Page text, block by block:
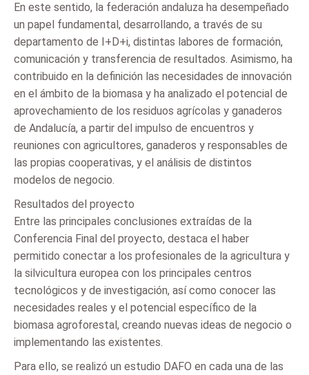
En este sentido, la federación andaluza ha desempeñado
un papel fundamental, desarrollando, a través de su
departamento de I+D+i, distintas labores de formación,
comunicación y transferencia de resultados. Asimismo, ha
contribuido en la definición las necesidades de innovación
en el ámbito de la biomasa y ha analizado el potencial de
aprovechamiento de los residuos agrícolas y ganaderos
de Andalucía, a partir del impulso de encuentros y
reuniones con agricultores, ganaderos y responsables de
las propias cooperativas, y el análisis de distintos
modelos de negocio.
Resultados del proyecto
Entre las principales conclusiones extraídas de la
Conferencia Final del proyecto, destaca el haber
permitido conectar a los profesionales de la agricultura y
la silvicultura europea con los principales centros
tecnológicos y de investigación, así como conocer las
necesidades reales y el potencial específico de la
biomasa agroforestal, creando nuevas ideas de negocio o
implementando las existentes.
Para ello, se realizó un estudio DAFO en cada una de las